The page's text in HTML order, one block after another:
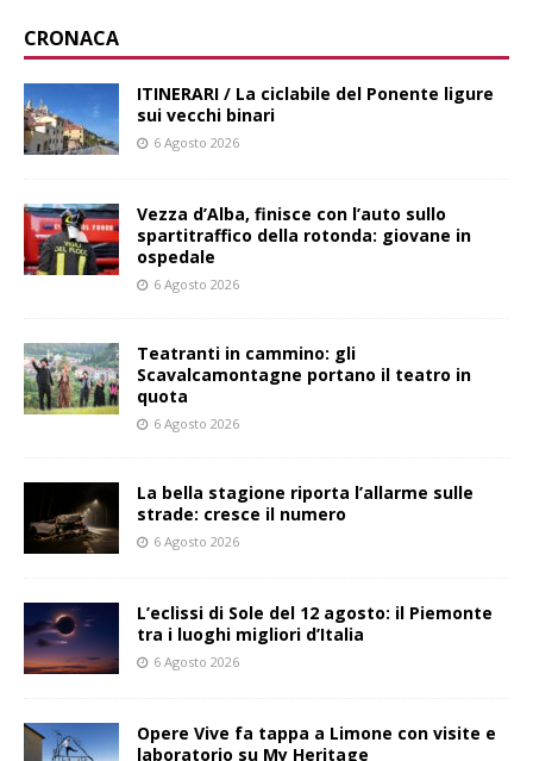
CRONACA
ITINERARI / La ciclabile del Ponente ligure
sui vecchi binari
6 Agosto 2026
Vezza d’Alba, finisce con l’auto sullo
spartitraffico della rotonda: giovane in
ospedale
6 Agosto 2026
Teatranti in cammino: gli
Scavalcamontagne portano il teatro in
quota
6 Agosto 2026
La bella stagione riporta l’allarme sulle
strade: cresce il numero
6 Agosto 2026
L’eclissi di Sole del 12 agosto: il Piemonte
tra i luoghi migliori d’Italia
6 Agosto 2026
Opere Vive fa tappa a Limone con visite e
laboratorio su My Heritage